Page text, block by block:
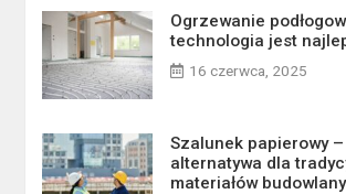
Ogrzewanie
technologia jest
16 czerwca, 2025
Szalunek papierowy
alternatywa dla
materiałów